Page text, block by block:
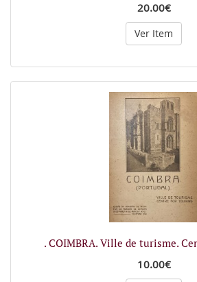
20.00€
Ver Item
. COIMBRA. Ville de turisme.
10.00€